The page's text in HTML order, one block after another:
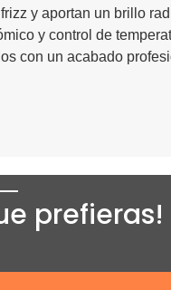
y aportan un brillo
y control de
con un acabado
prefieras!